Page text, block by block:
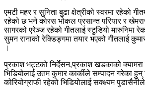
एमटी महर र सुनिता बुढा क्षेत्रीको स्वरमा रहेको
रहेको छ भने कोरस भोकल प्रसान्त परियार र
सागरको एरेञ्ज रहेको गीतलाई स्टुडियो मारुनिमा
सुमन रानाको रेक्डिङ्गमा तयार भएको गीतलाई
।
प्रकाश भट्टको निर्देसन,प्रकाश खडकाको क्यामरा
भिडियोलाई उतम कुमार कार्कीले सम्पादन गरेका हुन्
कोरियोग्राफी रहेको भिडियोलाई सक्क्ष्यम